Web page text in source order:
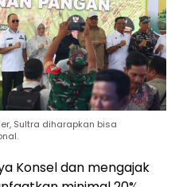
Sultra diharapkan bisa
Konsel dan mengajak